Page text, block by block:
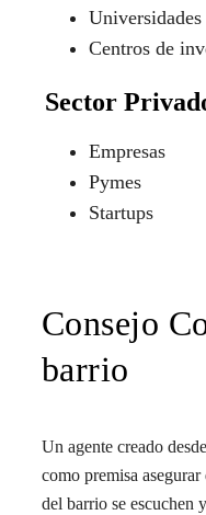
Universidades
Centros de
Sector
Empresas
Pymes
Startups
Consejo
barrio
Un agente creado
como premisa
del barrio se escuchen